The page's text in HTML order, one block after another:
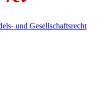
und Gesellschaftsrecht